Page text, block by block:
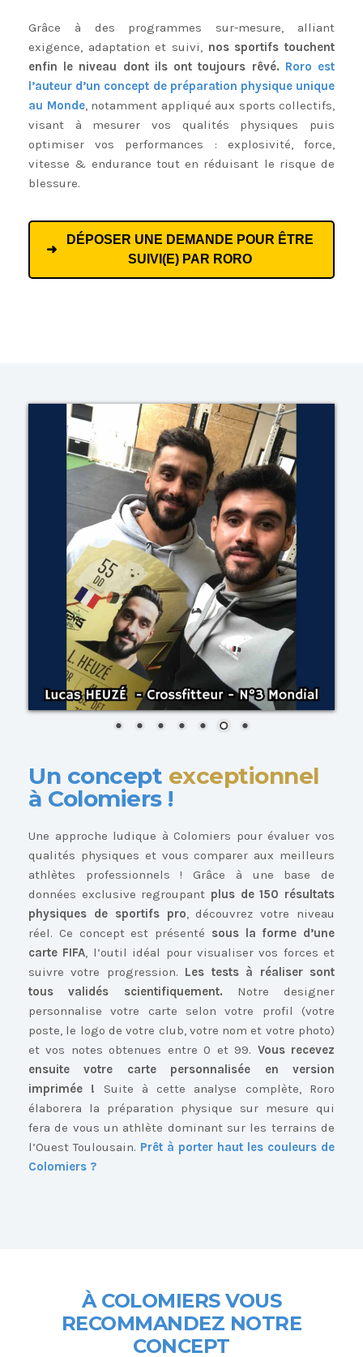
Grâce à des programmes sur-mesure, alliant
exigence, adaptation et suivi, nos sportifs touchent
enfin le niveau dont ils ont toujours rêvé. Roro est
l’auteur d’un concept de préparation physique unique
au Monde, notamment appliqué aux sports collectifs,
visant à mesurer vos qualités physiques puis
optimiser vos performances : explosivité, force,
vitesse & endurance tout en réduisant le risque de
blessure.
DÉPOSER UNE DEMANDE POUR ÊTRE
SUIVI(E) PAR RORO
Un concept exceptionnel
à Colomiers !
Une approche ludique à Colomiers pour évaluer vos
qualités physiques et vous comparer aux meilleurs
athlètes professionnels ! Grâce à une base de
données exclusive regroupant plus de 150 résultats
physiques de sportifs pro, découvrez votre niveau
réel. Ce concept est présenté sous la forme d’une
carte FIFA, l’outil idéal pour visualiser vos forces et
suivre votre progression. Les tests à réaliser sont
tous validés scientifiquement. Notre designer
personnalise votre carte selon votre profil (votre
poste, le logo de votre club, votre nom et votre photo)
et vos notes obtenues entre 0 et 99. Vous recevez
ensuite votre carte personnalisée en version
imprimée ! Suite à cette analyse complète, Roro
élaborera la préparation physique sur mesure qui
fera de vous un athlète dominant sur les terrains de
l’Ouest Toulousain. Prêt à porter haut les couleurs de
Colomiers ?
À COLOMIERS VOUS
RECOMMANDEZ NOTRE
CONCEPT